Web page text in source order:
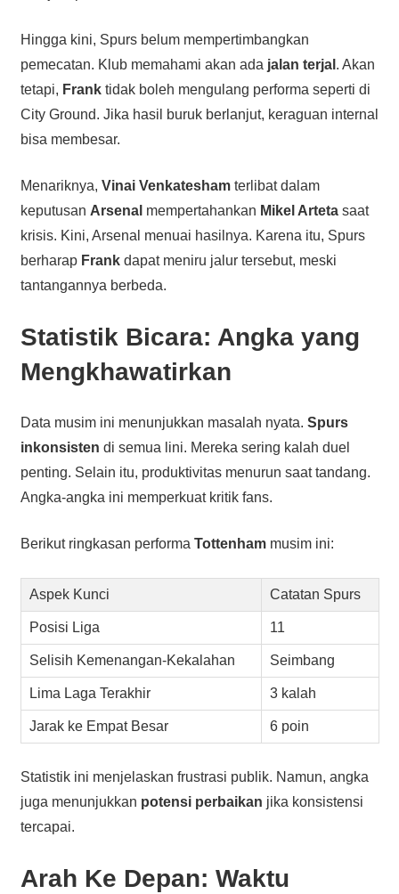
Hingga kini, Spurs belum mempertimbangkan
pemecatan. Klub memahami akan ada jalan terjal . Akan
tetapi, Franktidak boleh mengulang performa seperti di
City Ground. Jika hasil buruk berlanjut, keraguan internal
bisa membesar.
Menariknya, Vinai Venkateshamterlibat dalam
keputusan Arsenal mempertahankan Mikel Artetasaat
krisis. Kini, Arsenal menuai hasilnya. Karena itu, Spurs
berharap Frankdapat meniru jalur tersebut, meski
tantangannya berbeda.
Statistik Bicara: Angka yang
Mengkhawatirkan
Data musim ini menunjukkan masalah nyata. Spurs
inkonsisten di semua lini. Mereka sering kalah duel
penting. Selain itu, produktivitas menurun saat tandang.
Angka-angka ini memperkuat kritik fans.
Berikut ringkasan performa Tottenhammusim ini:
Aspek Kunci Catatan Spurs
Posisi Liga 11
Selisih Kemenangan-Kekalahan Seimbang
Lima Laga Terakhir 3 kalah
Jarak ke Empat Besar 6 poin
Statistik ini menjelaskan frustrasi publik. Namun, angka
juga menunjukkan potensi perbaikan jika konsistensi
tercapai.
Arah Ke Depan: Waktu